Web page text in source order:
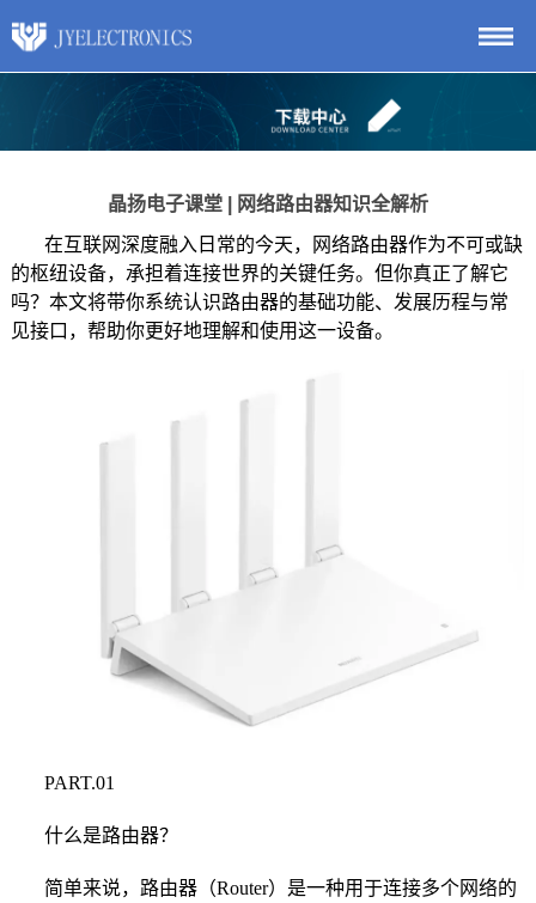
晶扬电子课堂 | 网络路由器知识全解析
在互联网深度融入日常的今天，网络路由器作为不可或缺
的枢纽设备，承担着连接世界的关键任务。但你真正了解它
吗？本文将带你系统认识路由器的基础功能、发展历程与常
见接口，帮助你更好地理解和使用这一设备。
PART.01
什么是路由器？
简单来说，路由器（Router）是一种用于连接多个网络的